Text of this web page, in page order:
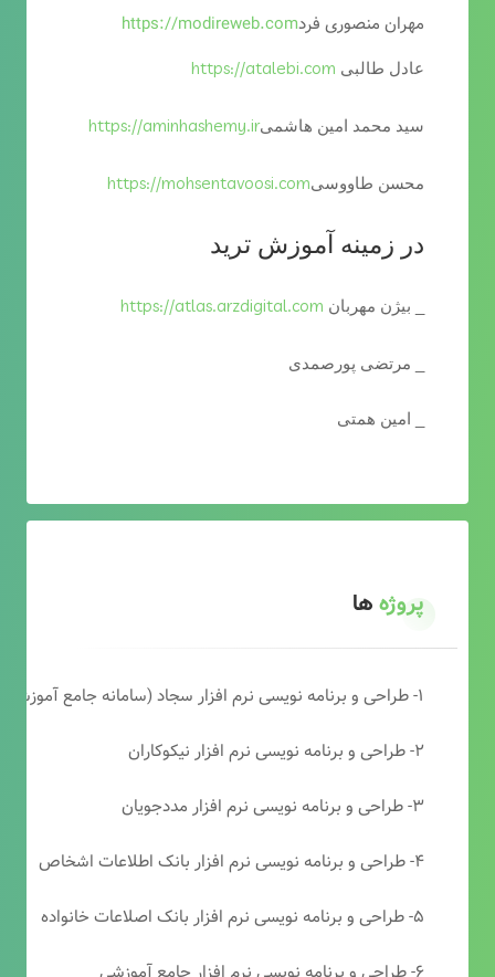
مهران منصوری فردhttps://modireweb.com
عادل طالبی https://atalebi.com
سید محمد امین هاشمیhttps://aminhashemy.ir
محسن طاووسیhttps://mohsentavoosi.com
در زمینه آموزش ترید
_ بیژن مهربان https://atlas.arzdigital.com
_ مرتضی پورصمدی
_ امین همتی
پروژهها
۱- طراحی و برنامه نویسی نرم افزار سجاد (سامانه جامع آموزشی دارالقرآن)
۲- طراحی و برنامه نویسی نرم افزار نیکوکاران
۳- طراحی و برنامه نویسی نرم افزار مددجویان
۴- طراحی و برنامه نویسی نرم افزار بانک اطلاعات اشخاص
۵- طراحی و برنامه نویسی نرم افزار بانک اصلاعات خانواده